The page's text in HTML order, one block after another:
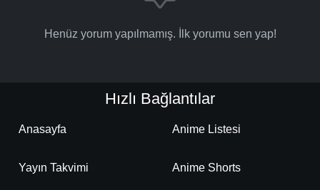
Henüz yorum yapılmamış. İlk yorumu sen yap!
Hızlı Bağlantılar
Anasayfa Anime Listesi
Yayın Takvimi Anime Shorts